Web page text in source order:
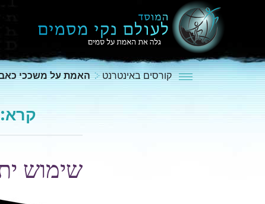
קורסים באינטרנט האמת על משככי
קרא:
שימוש